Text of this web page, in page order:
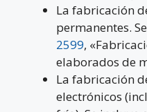
La fabricación
permanentes.
2599,
elaborados de
La fabricación
electrónicos